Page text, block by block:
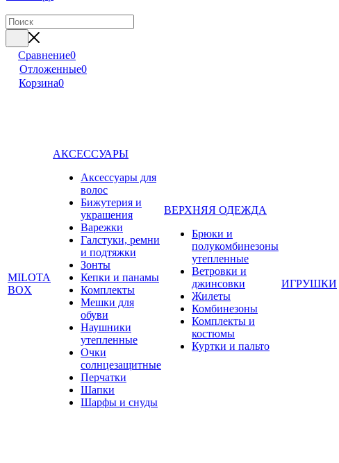
Сравнение0
Отложенные0
Корзина0
MILOTA
BOX
АКСЕССУАРЫ
Аксессуары для
волос
Бижутерия и
украшения
Варежки
Галстуки, ремни
и подтяжки
Зонты
Кепки и панамы
Комплекты
Мешки для
обуви
Наушники
утепленные
Очки
солнцезащитные
Перчатки
Шапки
Шарфы и снуды
ВЕРХНЯЯ ОДЕЖДА
Брюки и
полукомбинезоны
утепленные
Ветровки и
джинсовки
Жилеты
Комбинезоны
Комплекты и
костюмы
Куртки и пальто
ИГРУШКИ